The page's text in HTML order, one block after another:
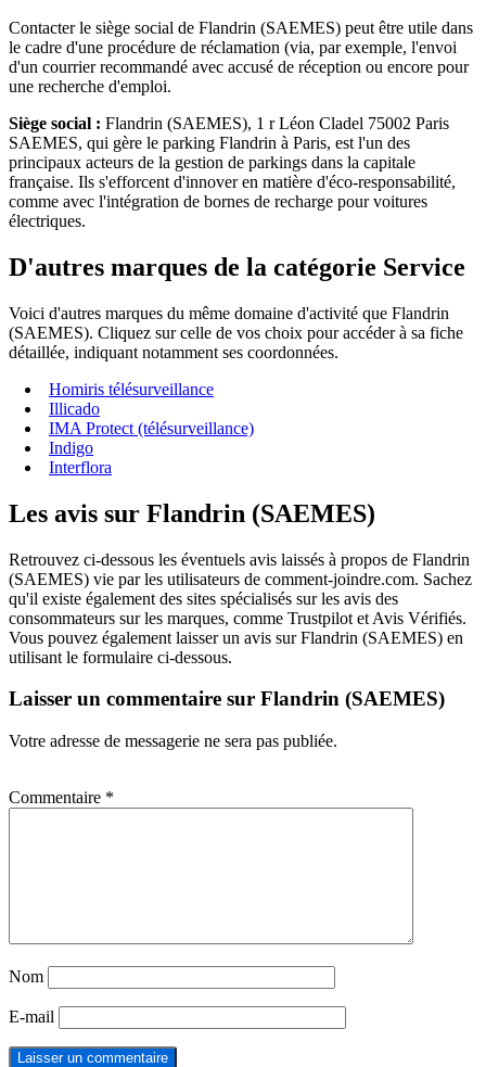
Contacter le siège social de Flandrin (SAEMES) peut être utile dans
le cadre d'une procédure de réclamation (via, par exemple, l'envoi
d'un courrier recommandé avec accusé de réception ou encore pour
une recherche d'emploi.
Siège social : Flandrin (SAEMES), 1 r Léon Cladel 75002 Paris
SAEMES, qui gère le parking Flandrin à Paris, est l'un des
principaux acteurs de la gestion de parkings dans la capitale
française. Ils s'efforcent d'innover en matière d'éco-responsabilité,
comme avec l'intégration de bornes de recharge pour voitures
électriques.
D'autres marques de la catégorie Service
Voici d'autres marques du même domaine d'activité que Flandrin
(SAEMES). Cliquez sur celle de vos choix pour accéder à sa fiche
détaillée, indiquant notamment ses coordonnées.
Homiris télésurveillance
Illicado
IMA Protect (télésurveillance)
Indigo
Interflora
Les avis sur Flandrin (SAEMES)
Retrouvez ci-dessous les éventuels avis laissés à propos de Flandrin
(SAEMES) vie par les utilisateurs de comment-joindre.com. Sachez
qu'il existe également des sites spécialisés sur les avis des
consommateurs sur les marques, comme Trustpilot et Avis Vérifiés.
Vous pouvez également laisser un avis sur Flandrin (SAEMES) en
utilisant le formulaire ci-dessous.
Laisser un commentaire sur Flandrin (SAEMES)
Votre adresse de messagerie ne sera pas publiée.
Commentaire *
Nom
E-mail